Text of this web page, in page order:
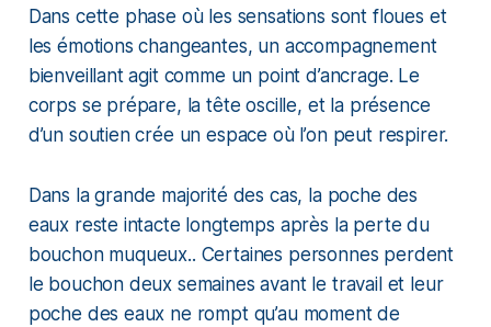
Dans cette phase où les sensations sont floues et
les émotions changeantes, un accompagnement
bienveillant agit comme un point d’ancrage. Le
corps se prépare, la tête oscille, et la présence
d’un soutien crée un espace où l’on peut respirer.
Dans la grande majorité des cas, la poche des
eaux reste intacte longtemps après la perte du
bouchon muqueux.. Certaines personnes perdent
le bouchon deux semaines avant le travail et leur
poche des eaux ne rompt qu’au moment de